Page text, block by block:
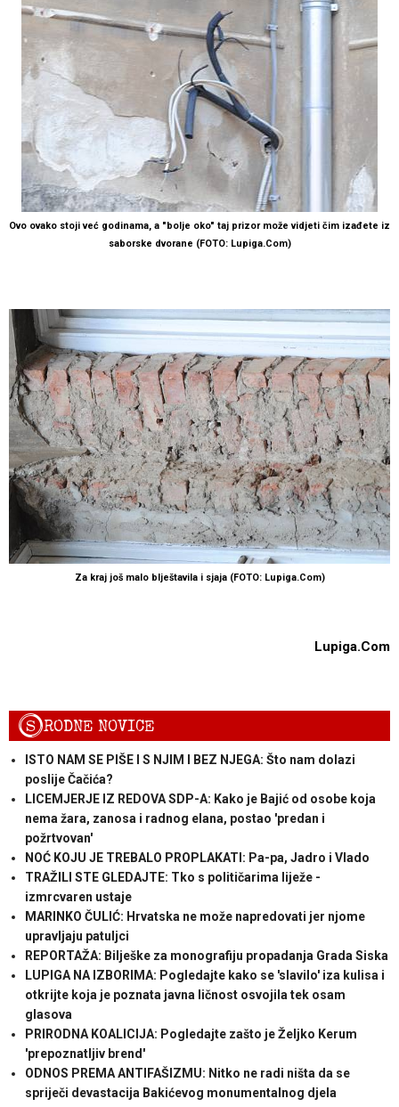
Ovo ovako stoji već godinama, a "bolje oko" taj prizor može vidjeti čim izađete iz
saborske dvorane (FOTO: Lupiga.Com)
Za kraj još malo blještavila i sjaja (FOTO: Lupiga.Com)
Lupiga.Com
SRODNE NOVICE
ISTO NAM SE PIŠE I S NJIM I BEZ NJEGA: Što nam dolazi
poslije Čačića?
LICEMJERJE IZ REDOVA SDP-A: Kako je Bajić od osobe koja
nema žara, zanosa i radnog elana, postao 'predan i
požrtvovan'
NOĆ KOJU JE TREBALO PROPLAKATI: Pa-pa, Jadro i Vlado
TRAŽILI STE GLEDAJTE: Tko s političarima liježe -
izmrcvaren ustaje
MARINKO ČULIĆ: Hrvatska ne može napredovati jer njome
upravljaju patuljci
REPORTAŽA: Bilješke za monografiju propadanja Grada Siska
LUPIGA NA IZBORIMA: Pogledajte kako se 'slavilo' iza kulisa i
otkrijte koja je poznata javna ličnost osvojila tek osam
glasova
PRIRODNA KOALICIJA: Pogledajte zašto je Željko Kerum
'prepoznatljiv brend'
ODNOS PREMA ANTIFAŠIZMU: Nitko ne radi ništa da se
spriječi devastacija Bakićevog monumentalnog djela